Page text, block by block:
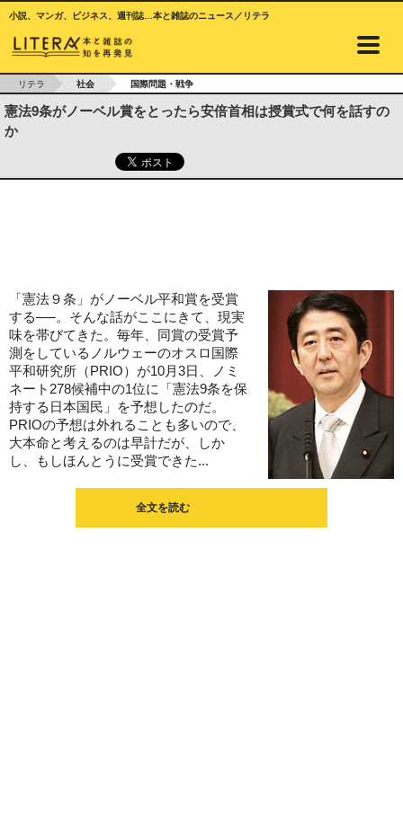
小説、マンガ、ビジネス、週刊誌…本と雑誌のニュース／リテラ
リテラ 社会 国際問題・戦争
憲法9条がノーベル賞をとったら安倍首相は授賞式で何を話すの
か
「憲法９条」がノーベル平和賞を受賞
する──。そんな話がここにきて、現実
味を帯びてきた。毎年、同賞の受賞予
測をしているノルウェーのオスロ国際
平和研究所（PRIO）が10月3日、ノミ
ネート278候補中の1位に「憲法9条を保
持する日本国民」を予想したのだ。
PRIOの予想は外れることも多いので、
大本命と考えるのは早計だが、しか
し、もしほんとうに受賞できた...
全文を読む